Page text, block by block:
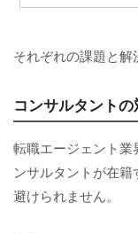
それぞれの課題と解
コンサルタント
転職エージェント業
ンサルタントが在
避けられません。